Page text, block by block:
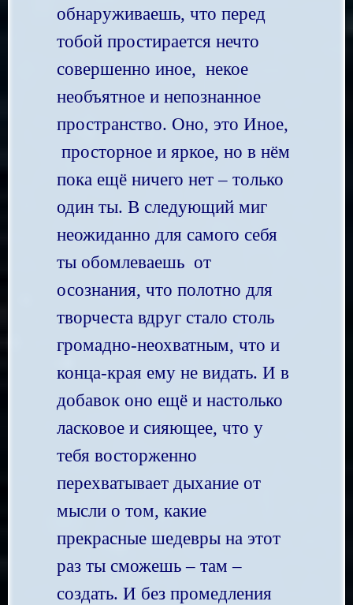
обнаруживаешь, что перед
тобой простирается нечто
совершенно иное, некое
необъятное и непознанное
пространство. Оно, это Иное,
просторное и яркое, но в нём
пока ещё ничего нет – только
один ты. В следующий миг
неожиданно для самого себя
ты обомлеваешь от
осознания, что полотно для
творчеста вдруг стало столь
громадно-неохватным, что и
конца-края ему не видать. И в
добавок оно ещё и настолько
ласковое и сияющее, что у
тебя восторженно
перехватывает дыхание от
мысли о том, какие
прекрасные шедевры на этот
раз ты сможешь – там –
создать. И без промедления